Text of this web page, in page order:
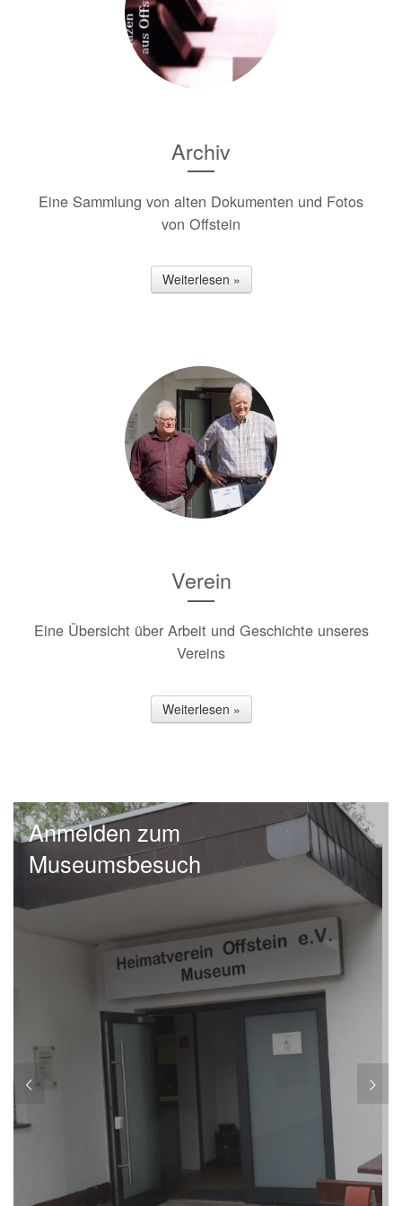
Archiv
Eine Sammlung von alten Dokumenten und Fotos
von Offstein
Weiterlesen »
Verein
Eine Übersicht über Arbeit und Geschichte unseres
Vereins
Weiterlesen »
Anmelden zum
Museumsbesuch